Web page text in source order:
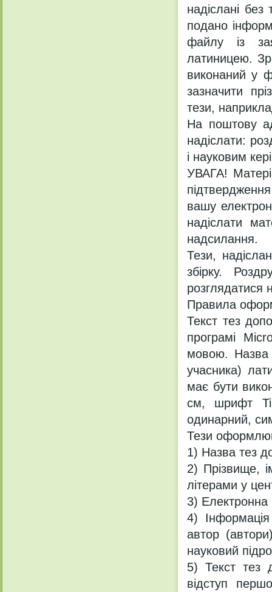
надіслані
подано
файлу із
латиницею.
виконаний у
зазначити
тези,
На поштову
надіслати:
і науковим
УВАГА!
вашу
надіслати
надсилання.
Тези,
збірку.
розглядатися
Правила
Текст тез
програмі
мовою. Назва
учасника)
має бути
см, шрифт
одинарний,
Тези
1) Назва тез
2) Прізвище,
літерами у
3)
4)
автор
науковий
5) Текст тез
відступ